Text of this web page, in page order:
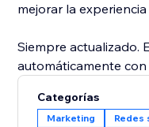
mejorar la
Siempre actualizado.
automáticamente
actualizaciones
Categorías
Marketing Redes